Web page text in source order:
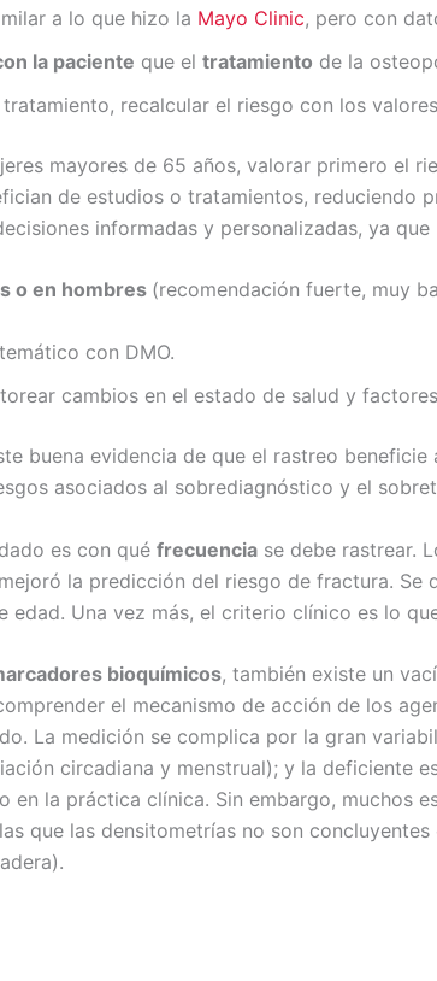
a lo que hizo la Mayo Clinic, pero con
la paciente que el tratamiento de la
recalcular el riesgo con los
mayores de 65 años, valorar primero el
de estudios o tratamientos, reduciendo
informadas y personalizadas, ya
o en hombres (recomendación fuerte, muy
con DMO.
cambios en el estado de salud y
buena evidencia de que el rastreo
asociados al sobrediagnóstico y el
es con qué frecuencia se debe rastrear.
la predicción del riesgo de fractura.
edad. Una vez más, el criterio clínico es lo
bioquímicos, también existe un
el mecanismo de acción de los
La medición se complica por la gran
circadiana y menstrual); y la deficiente
en la práctica clínica. Sin embargo, muchos
que las densitometrías no son